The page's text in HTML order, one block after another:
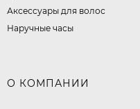
Аксессуары для волос
Наручные часы
О КОМПАНИИ